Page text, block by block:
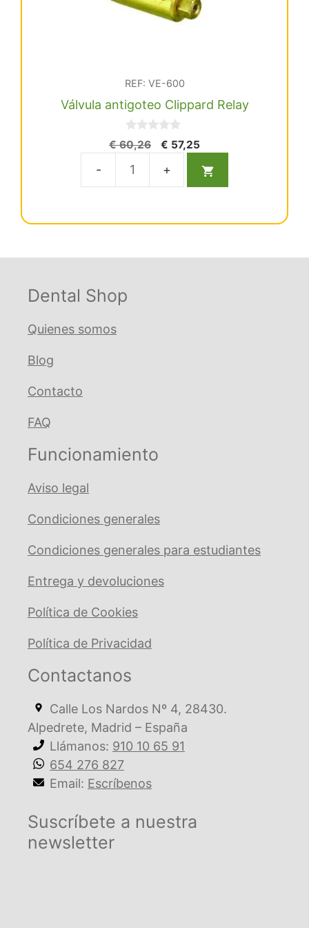
REF: VE-600
Válvula antigoteo Clippard Relay
0
d
5
€60,26
El
original
era:
€ 57,25El
actual
es:
Válvula
Dental Shop
Quienes somos
Blog
Contacto
FAQ
Funcionamiento
Aviso legal
Condiciones generales
Condiciones generales para estudiantes
Entrega y devoluciones
Política de Cookies
Política de Privacidad
Contactanos
Calle Los Nardos Nº 4, 28430.
Alpedrete, Madrid – España
Llámanos: 910 10 65 91
654 276 827
Email: Escríbenos
Suscríbete a nuestra
newsletter